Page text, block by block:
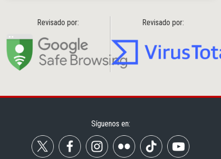
Revisado por: Revisado por:
Síguenos en: